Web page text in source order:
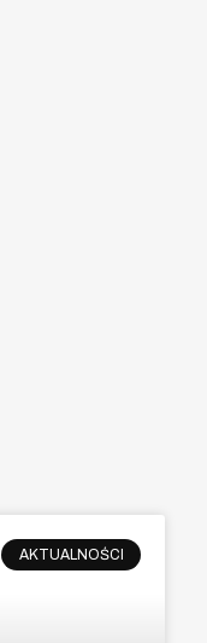
AKTUALNOŚCI